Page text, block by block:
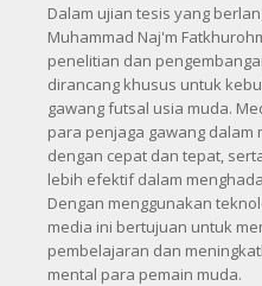
Dalam ujian tesis yang
Muhammad Naj'm
penelitian dan
dirancang khusus untuk
gawang futsal usia muda.
para penjaga gawang
dengan cepat dan tepat,
lebih efektif dalam
Dengan menggunakan
media ini bertujuan untuk
pembelajaran dan
mental para pemain muda.